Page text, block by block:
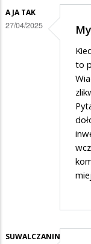
A JA TAK
27/04/2025
to
SUWALCZANIN